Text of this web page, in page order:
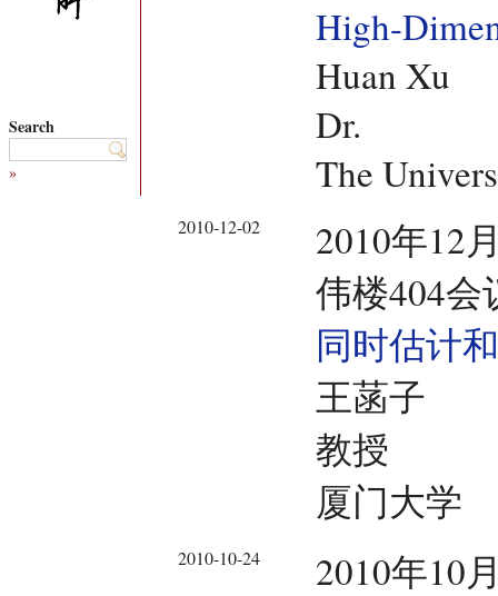
Search
»
High-
Huan Xu
Dr.
The
2010-12-02
2010年12
伟楼404会
同时估计
王菡子
教授
厦门大学
2010-10-24
2010年10